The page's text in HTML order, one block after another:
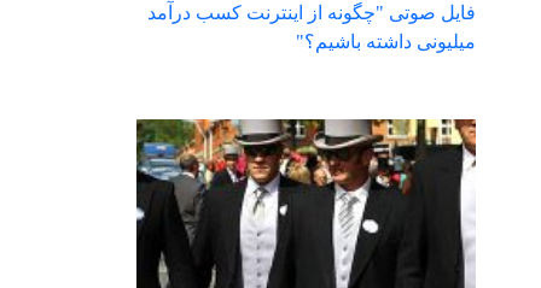
فایل صوتی "چگونه از اینترنت کسب درآمد
میلیونی داشته باشیم؟"